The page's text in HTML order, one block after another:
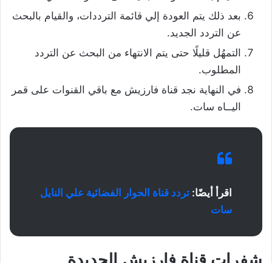
بعد ذلك يتم العودة إلي قائمة الترددات، والقيام بالبحث
عن التردد الجديد.
التمهُل قليلًا حتى يتم الانتهاء من البحث عن التردد
المطلوب.
في النهاية نجد قناة فارزيش مع باقي القنوات على قمر
اليــاه سات.
اقرأ أيضًا: تردد قناة الحوار الفضائية علي النايل
سات